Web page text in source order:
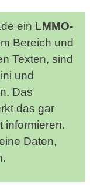
ein LMMO-
Bereich und
Texten, sind
und
Das
das gar
informieren.
Daten,